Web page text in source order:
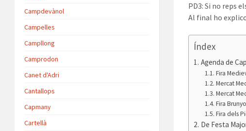
PD3: Si no reps
Al final ho
Índex
Agenda de
Fira
Mercat
Mercat
Fira
Fira dels
De Festa
Campdevànol
Campelles
Campllong
Camprodon
Canet d'Adri
Cantallops
Capmany
Cartellà